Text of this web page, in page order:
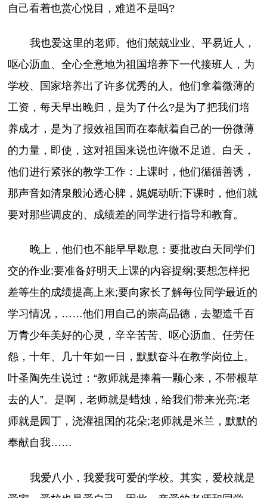
自己看着也赏心悦目，难道不是吗?
我也爱这里的老师。他们兢兢业业、平易近人，
呕心沥血、全心全意地为祖国培养下一代接班人，为
学校、国家培养出了许多优秀的人。他们拿着微薄的
工资，每天早出晚归，是为了什么?是为了把我们培
养成才，是为了报效祖国而在奉献着自己的一份微薄
的力量，即使，这对祖国来说也许微不足道。白天，
他们进行紧张的教学工作：上课时，他们循循善诱，
那声音如清泉般沁透心脾，娓娓动听;下课时，他们就
要对那些调皮的、成绩差的同学进行指导和教育。
晚上，他们也不能早早歇息：要批改白天同学们
交的作业;要准备好明天上课的内容提纲;要想怎样把
差等生的成绩提高上来;要向家长了解每位同学最近的
学习情况，……他们用自己的崇高品德，去塑造千百
万青少年美好的心灵，辛辛苦苦、呕心沥血、任劳任
怨，十年、几十年如一日，默默奋斗在教学岗位上。
叶圣陶先生说过：“教师就是捧着一颗心来，不带根草
去的人”。是啊，老师就是蜡烛，给我们带来光亮;老
师就是园丁，浇灌祖国的花朵;老师就是米兰，默默的
奉献自我……
我爱八小，我爱我可爱的学校。其实，爱校就是